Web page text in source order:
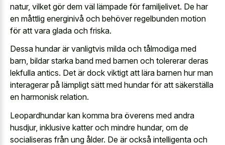
natur, vilket gör dem väl lämpade för familjelivet. De har
en måttlig energinivå och behöver regelbunden motion
för att vara glada och friska.
Dessa hundar är vanligtvis milda och tålmodiga med
barn, bildar starka band med barnen och tolererar deras
lekfulla antics. Det är dock viktigt att lära barnen hur man
interagerar på lämpligt sätt med hundar för att säkerställa
en harmonisk relation.
Leopardhundar kan komma bra överens med andra
husdjur, inklusive katter och mindre hundar, om de
socialiseras från ung ålder. De är också intelligenta och